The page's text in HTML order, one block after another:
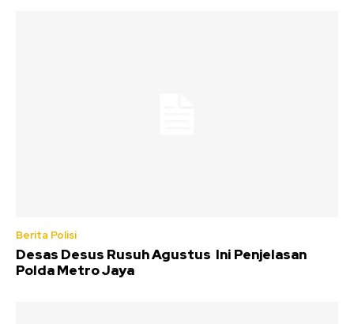
Berita Polisi
Desas Desus Rusuh Agustus Ini Penjelasan
Polda Metro Jaya